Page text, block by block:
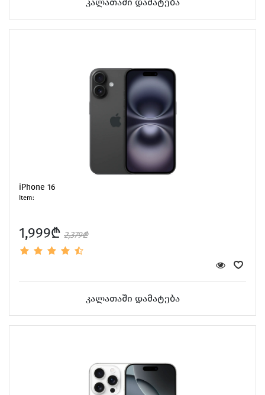
iPhone 16
Item:
1,999₾ 2,379₾
კალათაში დამატება